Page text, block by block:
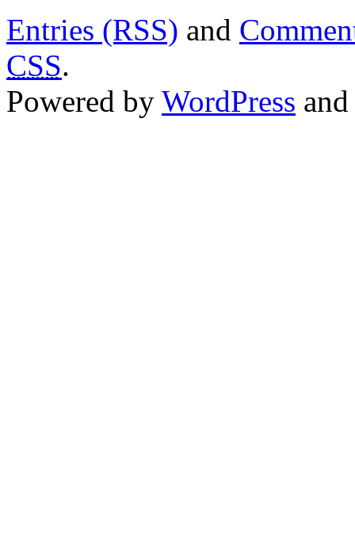
Entries (RSS) and
CSS.
Powered by WordPress